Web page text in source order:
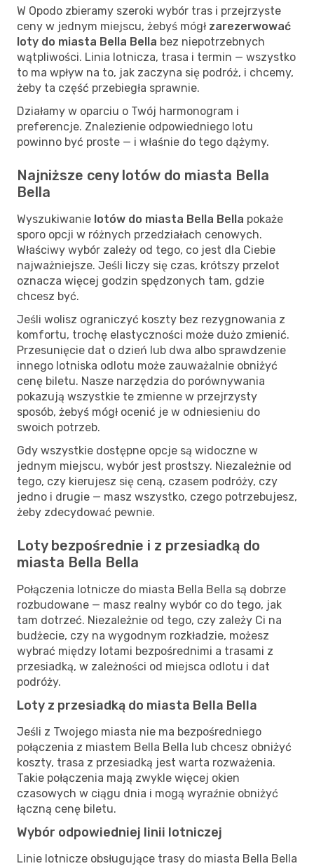
W Opodo zbieramy szeroki wybór tras i przejrzyste
ceny w jednym miejscu, żebyś mógł zarezerwować
loty do miasta Bella Bella bez niepotrzebnych
wątpliwości. Linia lotnicza, trasa i termin — wszystko
to ma wpływ na to, jak zaczyna się podróż, i chcemy,
żeby ta część przebiegła sprawnie.
Działamy w oparciu o Twój harmonogram i
preferencje. Znalezienie odpowiedniego lotu
powinno być proste — i właśnie do tego dążymy.
Najniższe ceny lotów do miasta Bella
Bella
Wyszukiwanie lotów do miasta Bella Bella pokaże
sporo opcji w różnych przedziałach cenowych.
Właściwy wybór zależy od tego, co jest dla Ciebie
najważniejsze. Jeśli liczy się czas, krótszy przelot
oznacza więcej godzin spędzonych tam, gdzie
chcesz być.
Jeśli wolisz ograniczyć koszty bez rezygnowania z
komfortu, trochę elastyczności może dużo zmienić.
Przesunięcie dat o dzień lub dwa albo sprawdzenie
innego lotniska odlotu może zauważalnie obniżyć
cenę biletu. Nasze narzędzia do porównywania
pokazują wszystkie te zmienne w przejrzysty
sposób, żebyś mógł ocenić je w odniesieniu do
swoich potrzeb.
Gdy wszystkie dostępne opcje są widoczne w
jednym miejscu, wybór jest prostszy. Niezależnie od
tego, czy kierujesz się ceną, czasem podróży, czy
jedno i drugie — masz wszystko, czego potrzebujesz,
żeby zdecydować pewnie.
Loty bezpośrednie i z przesiadką do
miasta Bella Bella
Połączenia lotnicze do miasta Bella Bella są dobrze
rozbudowane — masz realny wybór co do tego, jak
tam dotrzeć. Niezależnie od tego, czy zależy Ci na
budżecie, czy na wygodnym rozkładzie, możesz
wybrać między lotami bezpośrednimi a trasami z
przesiadką, w zależności od miejsca odlotu i dat
podróży.
Loty z przesiadką do miasta Bella Bella
Jeśli z Twojego miasta nie ma bezpośredniego
połączenia z miastem Bella Bella lub chcesz obniżyć
koszty, trasa z przesiadką jest warta rozważenia.
Takie połączenia mają zwykle więcej okien
czasowych w ciągu dnia i mogą wyraźnie obniżyć
łączną cenę biletu.
Wybór odpowiedniej linii lotniczej
Linie lotnicze obsługujące trasy do miasta Bella Bella